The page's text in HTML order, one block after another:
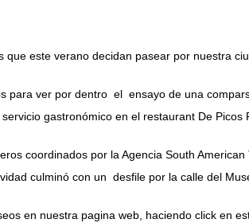
este verano decidan pasear por nuestra
para ver por dentro el ensayo de una
gastronómico en el restaurant De Picos
coordinados por la Agencia South
culminó con un desfile por la calle del
en nuestra pagina web, haciendo click en